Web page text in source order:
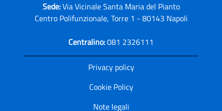
Sede:Via Vicinale Santa Maria del Pianto
Centro Polifunzionale, Torre 1 - 80143 Napoli
Centralino:081 2326111
Privacy policy
Cookie Policy
Note legali